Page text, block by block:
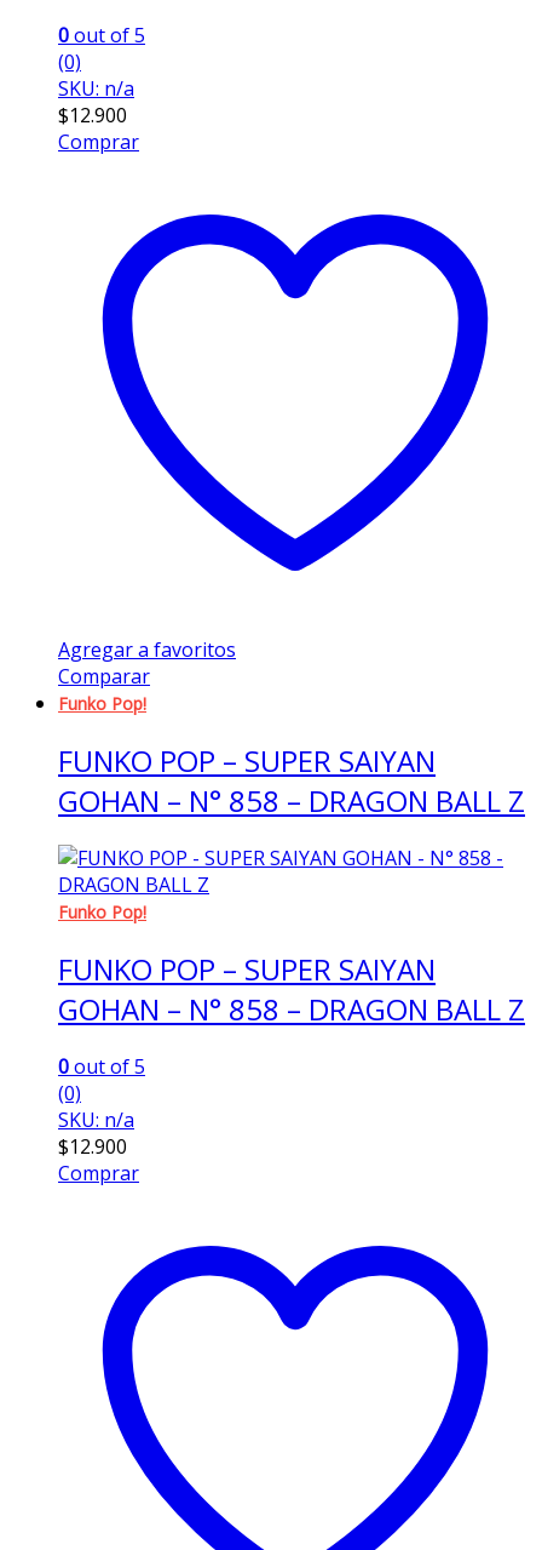
0out of 5
(0)
SKU: n/a
$12.900
Comprar
Agregar a favoritos
Comparar
Funko Pop!
FUNKO POP – SUPER SAIYAN
GOHAN – N° 858 – DRAGON BALL Z
Funko Pop!
FUNKO POP – SUPER SAIYAN
GOHAN – N° 858 – DRAGON BALL Z
0out of 5
(0)
SKU: n/a
$12.900
Comprar